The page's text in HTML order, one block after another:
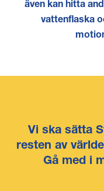
även kan hitta
vattenflaska
Vi ska sätta
resten av
Gå med i